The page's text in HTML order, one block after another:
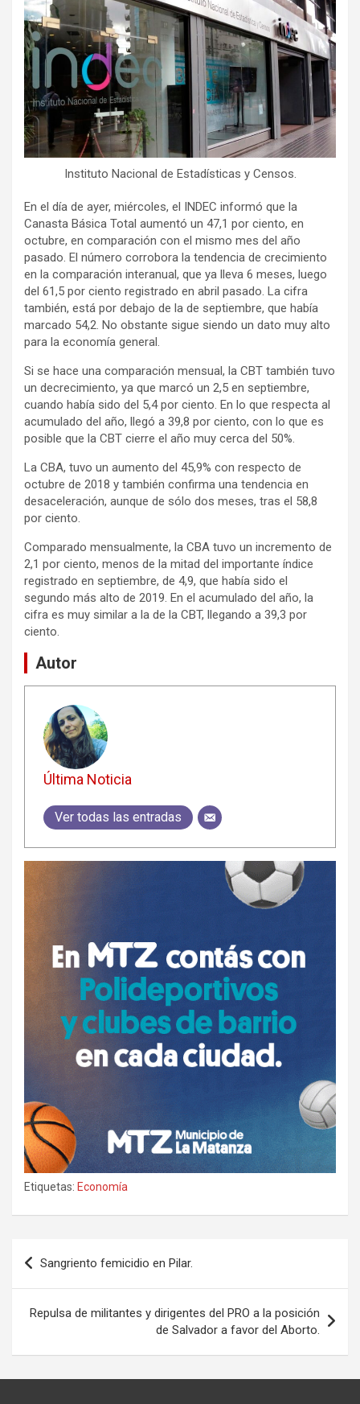
Instituto Nacional de Estadísticas y Censos.
En el día de ayer, miércoles, el INDEC informó que la
Canasta Básica Total aumentó un 47,1 por ciento, en
octubre, en comparación con el mismo mes del año
pasado. El número corrobora la tendencia de crecimiento
en la comparación interanual, que ya lleva 6 meses, luego
del 61,5 por ciento registrado en abril pasado. La cifra
también, está por debajo de la de septiembre, que había
marcado 54,2. No obstante sigue siendo un dato muy alto
para la economía general.
Si se hace una comparación mensual, la CBT también tuvo
un decrecimiento, ya que marcó un 2,5 en septiembre,
cuando había sido del 5,4 por ciento. En lo que respecta al
acumulado del año, llegó a 39,8 por ciento, con lo que es
posible que la CBT cierre el año muy cerca del 50%.
La CBA, tuvo un aumento del 45,9% con respecto de
octubre de 2018 y también confirma una tendencia en
desaceleración, aunque de sólo dos meses, tras el 58,8
por ciento.
Comparado mensualmente, la CBA tuvo un incremento de
2,1 por ciento, menos de la mitad del importante índice
registrado en septiembre, de 4,9, que había sido el
segundo más alto de 2019. En el acumulado del año, la
cifra es muy similar a la de la CBT, llegando a 39,3 por
ciento.
Autor
Última Noticia
Ver todas las entradas
Etiquetas: Economía
Navegación
de
entradas
Sangriento femicidio en Pilar.
Repulsa de militantes y dirigentes del PRO a la posición
de Salvador a favor del Aborto.